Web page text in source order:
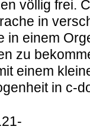
völlig frei.
in
in einem
zu
einem
in c-